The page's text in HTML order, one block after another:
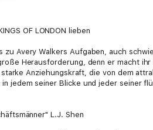
OF LONDON lieben
Avery Walkers Aufgaben, auch
Herausforderung, denn er macht
Anziehungskraft, die von dem
jedem seiner Blicke und jeder seiner
L.J. Shen